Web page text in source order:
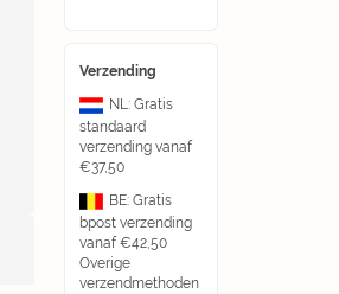
Verzending
NL: Gratis
standaard
verzending vanaf
€37,50
BE: Gratis
bpost verzending
vanaf €42,50
Overige
verzendmethoden